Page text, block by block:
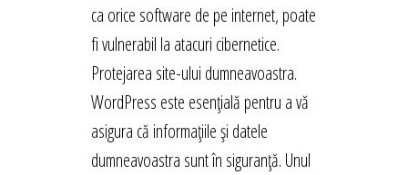
ca orice software de pe internet, poate
fi vulnerabil la atacuri cibernetice.
Protejarea site-ului dumneavoastra.
WordPress este esențială pentru a vă
asigura că informațiile și datele
dumneavoastra sunt în siguranță. Unul